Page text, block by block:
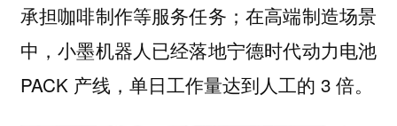
承担咖啡制作等服务任务；在高端制造场景
中，小墨机器人已经落地宁德时代动力电池
PACK 产线，单日工作量达到人工的 3 倍。